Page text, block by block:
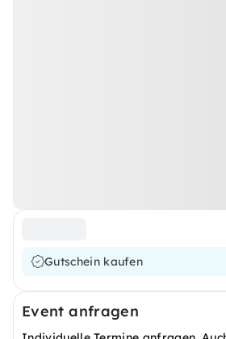
Gutschein kaufen
Event anfragen